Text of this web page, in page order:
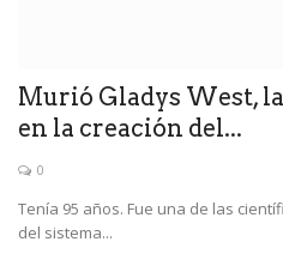
Murió Gladys West,
en la creación del...
0
Tenía 95 años. Fue una de las
del sistema...